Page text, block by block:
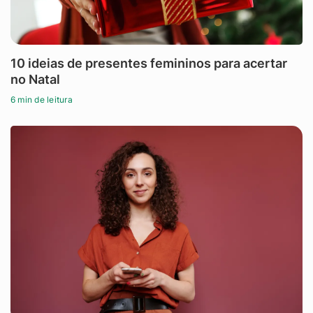
10 ideias de presentes femininos para acertar
no Natal
6 min de leitura